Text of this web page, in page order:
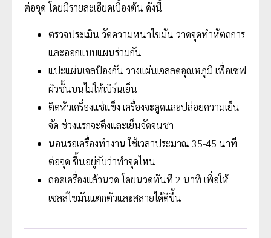
ต่อจุด โดยมีรายละเอียดเบื้องต้น ดังนี้
ตรวจประเมิน วัดความหนาไขมัน วาดจุดทำหัตถการ
และออกแบบแผนร่วมกัน
แปะแผ่นเจลป้องกัน วางแผ่นเจลลดอุณหภูมิ เพื่อเซฟ
ผิวชั้นบนไม่ให้เบิร์นเย็น
ติดหัวเครื่องแช่แข็ง เครื่องจะดูดและปล่อยความเย็น
จัด ช่วงแรกจะตึงและเย็นจัดจนชา
นอนรอเครื่องทำงาน ใช้เวลาประมาณ 35-45 นาที
ต่อจุด ขึ้นอยู่กับว่าทำจุดไหน
ถอดเครื่องแล้วนวด โดยนวดทันที 2 นาที เพื่อให้
เซลล์ไขมันแตกตัวและสลายได้ดีขึ้น